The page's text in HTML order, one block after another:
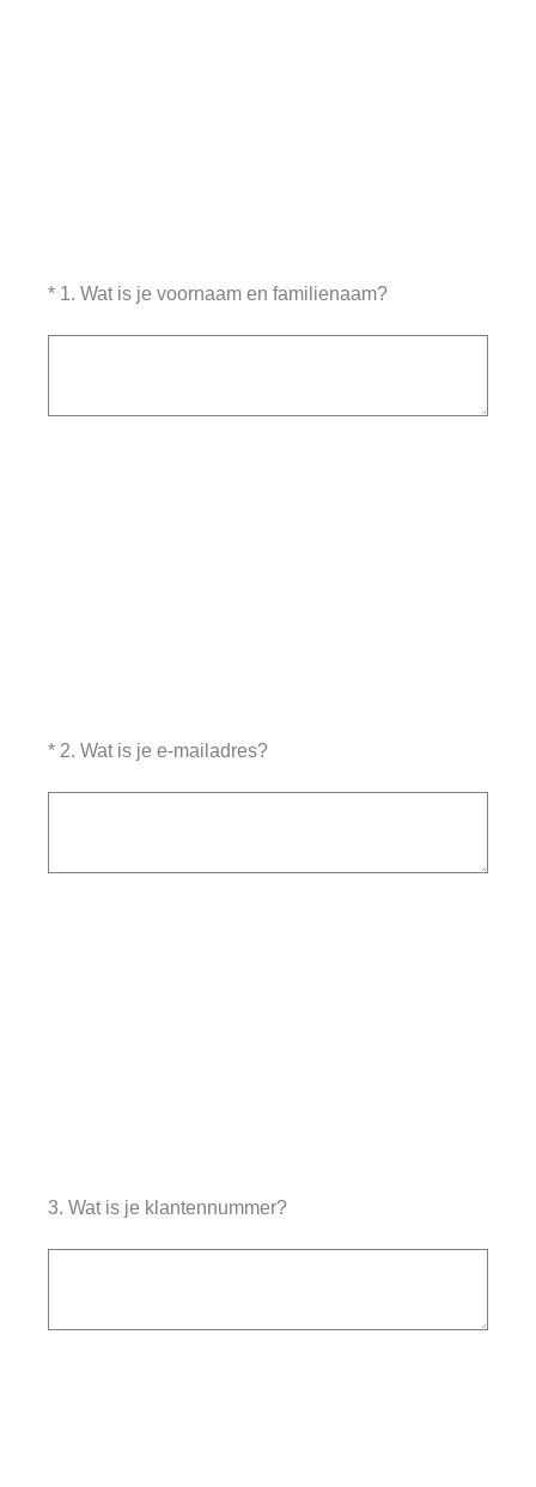
* 1. Wat is je voornaam en familienaam?
(Vereist.)
* 2. Wat is je e-mailadres?
(Vereist.)
3. Wat is je klantennummer?